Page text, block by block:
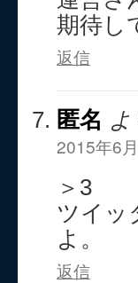
期待し
返信
匿名 よ
2015年6
＞3
ツイッ
よ。
返信